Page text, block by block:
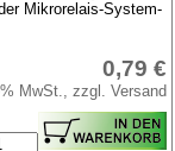
Mikrorelais-System-
0,79 €
MwSt., zzgl. Versand